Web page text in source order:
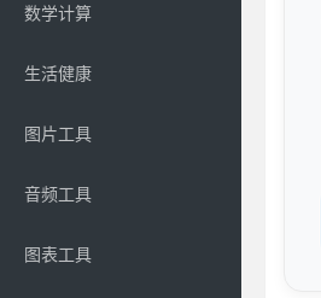
数学计算
生活健康
图片工具
音频工具
图表工具